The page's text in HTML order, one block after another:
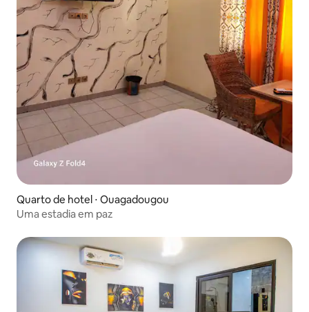
Quarto de hotel ⋅ Ouagadougou
Uma estadia em paz